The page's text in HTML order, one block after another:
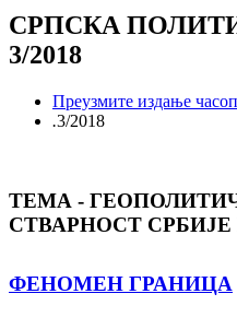
СРПСКА
3/2018
Преузмите издање
.3/2018
ТЕМА -
СТВАРНОСТ
ФЕНОМЕН ГРАНИЦА